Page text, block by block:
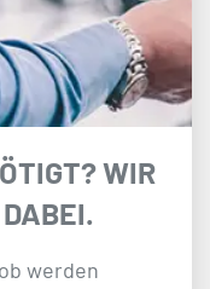
WIR
werden